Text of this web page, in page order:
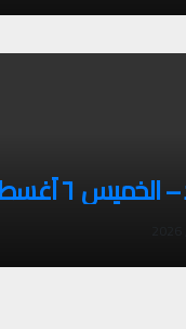
٦ أغسطس ٢٠٢٦م